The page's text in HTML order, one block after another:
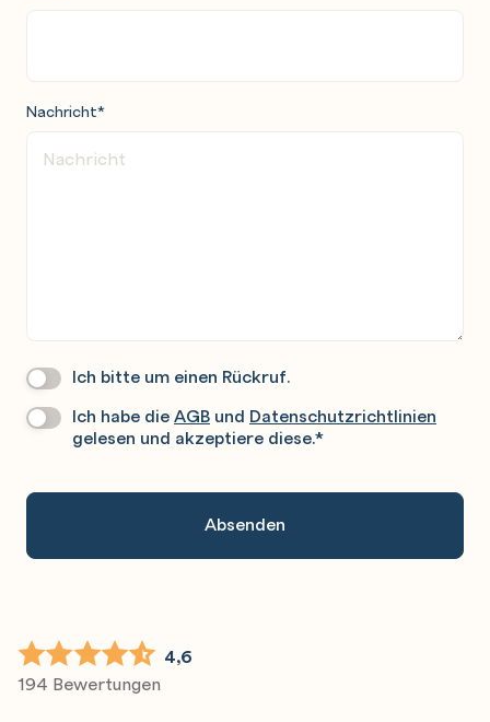
Nachricht*
Wir
Sie
Ich bitte um einen Rückruf.
Datenschutz*
Ich habe dieAGB und Datenschutzrichtlinien
gelesen und akzeptiere diese.*
4,6
194 Bewertungen